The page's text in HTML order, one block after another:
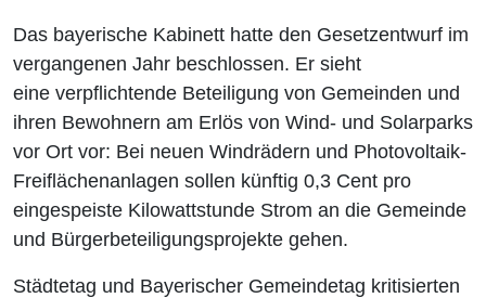
Das bayerische Kabinett hatte den Gesetzentwurf im
vergangenen Jahr beschlossen. Er sieht
eine verpflichtende Beteiligung von Gemeinden und
ihren Bewohnern am Erlös von Wind- und Solarparks
vor Ort vor: Bei neuen Windrädern und Photovoltaik-
Freiflächenanlagen sollen künftig 0,3 Cent pro
eingespeiste Kilowattstunde Strom an die Gemeinde
und Bürgerbeteiligungsprojekte gehen.
Städtetag und Bayerischer Gemeindetag kritisierten